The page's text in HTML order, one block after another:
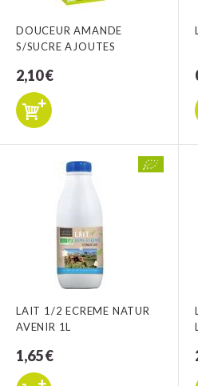
DOUCEUR AMANDE
S/SUCRE AJOUTES
2,10 €
LAIT 1/2 ECREME NATUR
AVENIR 1L
1,65 €